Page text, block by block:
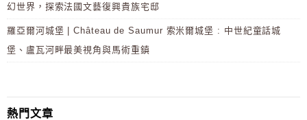
幻世界，探索法國文藝復興貴族宅邸
羅亞爾河城堡 | Château de Saumur 索米爾城堡 : 中世紀童話城
堡、盧瓦河畔最美視角與馬術重鎮
熱門文章